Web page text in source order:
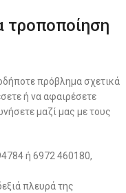
πρόβλημα σχετικά
ή να αφαιρέσετε
μαζί μας με τους
ή 6972 460180,
πλευρά της